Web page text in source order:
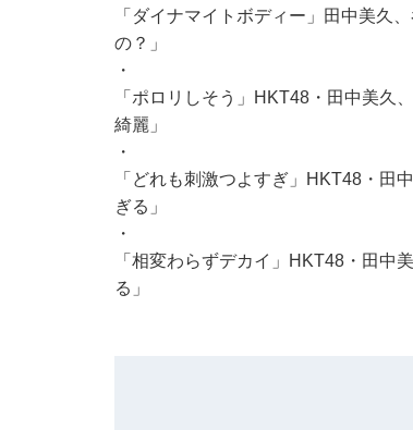
「ダイナマイトボディー」田中美久
の？」
・
「ポロリしそう」HKT48・田中美久
綺麗」
・
「どれも刺激つよすぎ」HKT48・田
ぎる」
・
「相変わらずデカイ」HKT48・田中
る」